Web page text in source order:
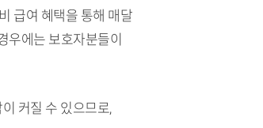
급여 혜택을 통해 매달
우에는 보호자분들이
커질 수 있으므로,